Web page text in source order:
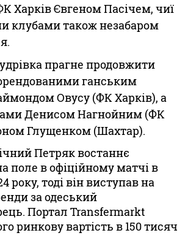
Харків Євгеном Пасічем, чиї
клубами також незабаром
прагне продовжити
ганським
Овусу (ФК Харків), а
Денисом Нагнойним (ФК
Глущенком (Шахтар).
Петряк востаннє
поле в офіційному матчі в
року, тоді він виступав на
за одеський
Портал Transfermarkt
ринкову вартість в 150 тисяч